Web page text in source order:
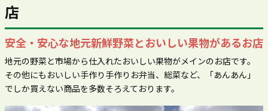
店
安全・安心な地元新鮮野菜とおいしい果物があるお店
地元の野菜と市場から仕入れたおいしい果物がメインのお店です。
その他にもおいしい手作り手作りお弁当、総菜など、「あんあん」
でしか買えない商品を多数そろえております。